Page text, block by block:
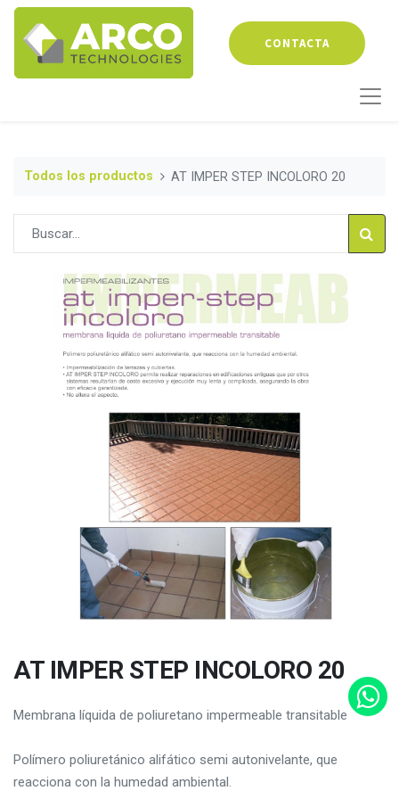
CONTACTA
Todos los productos AT IMPER STEP INCOLORO 20
AT IMPER STEP INCOLORO 20
Membrana líquida de poliuretano impermeable transitable
Polímero poliuretánico alifático semi autonivelante, que
reacciona con la humedad ambiental.